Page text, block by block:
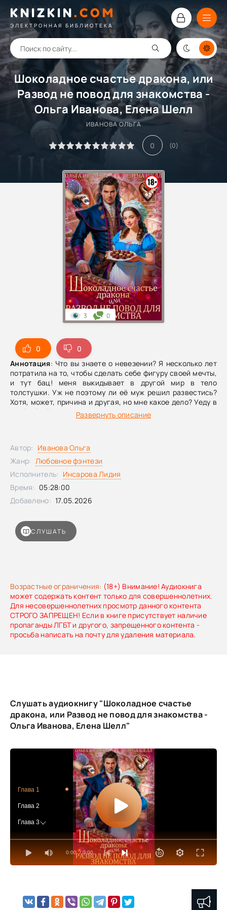
KNIZKIN. COM
ЭЛЕКТРОННАЯ БИБЛИОТЕКА
Шоколадное счастье дракона, или
Развод не повод для знакомства -
Ольга Иванова, Елена Шелл
ИВАНОВА ОЛЬГА
0 (0)
0
0
Аннотация: Что вы знаете о невезении? Я несколько лет
потратила на то, чтобы сделать себе фигуру своей мечты,
и тут бац! меня выкидывает в другой мир в тело
толстушки. Уж не поэтому ли её муж решил развестись?
Хотя, может, причина и другая, но мне какое дело? Уеду в
далёкий Гримуарск, открою магазинчик шоколада и
попытаюсь узнать, по чьей вине я оказалась в этом мире.
здешний бывший муженек?
Развернуть описание
Возрастные ограничения: (18+) Внимание! Аудиокнига
может содержать контент только для совершеннолетних.
Для несовершеннолетних просмотр данного контента
СТРОГО ЗАПРЕЩЕН! Если в книге присутствует наличие
пропаганды ЛГБТ и другого, запрещенного контента -
просьба написать на почту для удаления материала.
3 0
СЛУШАТЬ
Автор: Иванова Ольга
Жанр: Любовное фэнтези
Исполнитель: Инсарова Лидия
Время: 05:28:00
Добавлено: 17.05.2026
Слушать аудиокнигу "Шоколадное счастье
дракона, или Развод не повод для знакомства -
Ольга Иванова, Елена Шелл"
0:00 / 0:00
Глава 1
Глава 2
Глава 3
Глава 4
Глава 5
Глава 8